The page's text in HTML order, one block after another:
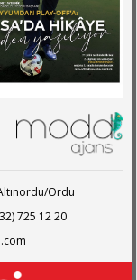
Ordu
725 12 20